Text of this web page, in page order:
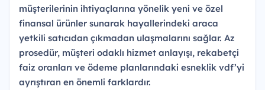
müşterilerinin ihtiyaçlarına yönelik yeni ve özel
finansal ürünler sunarak hayallerindeki araca
yetkili satıcıdan çıkmadan ulaşmalarını sağlar. Az
prosedür, müşteri odaklı hizmet anlayışı, rekabetçi
faiz oranları ve ödeme planlarındaki esneklik vdf’yi
ayrıştıran en önemli farklardır.